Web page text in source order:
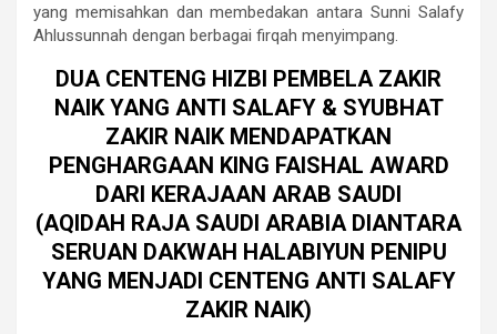
yang memisahkan dan membedakan antara Sunni Salafy
Ahlussunnah dengan berbagai firqah menyimpang.
DUA CENTENG HIZBI PEMBELA ZAKIR
NAIK YANG ANTI SALAFY & SYUBHAT
ZAKIR NAIK MENDAPATKAN
PENGHARGAAN KING FAISHAL AWARD
DARI KERAJAAN ARAB SAUDI
(AQIDAH RAJA SAUDI ARABIA DIANTARA
SERUAN DAKWAH HALABIYUN PENIPU
YANG MENJADI CENTENG ANTI SALAFY
ZAKIR NAIK)